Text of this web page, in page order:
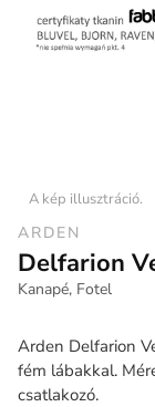
A kép illusztráció.
ARDEN
Delfarion
Kanapé, Fotel
Arden Delfarion
fém lábakkal.
csatlakozó.